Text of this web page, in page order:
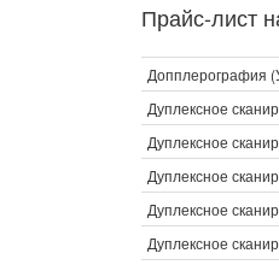
Прайс-лист
Допплерография
Дуплексное
Дуплексное
Дуплексное
Дуплексное
Дуплексное